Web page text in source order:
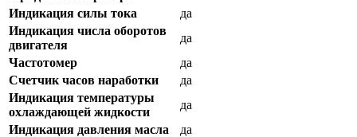
Индикация силы тока
да
Индикация числа оборотов
двигателя
да
Частотомер
да
Счетчик часов наработки
да
Индикация температуры
охлаждающей жидкости
да
Индикация давления масла
да